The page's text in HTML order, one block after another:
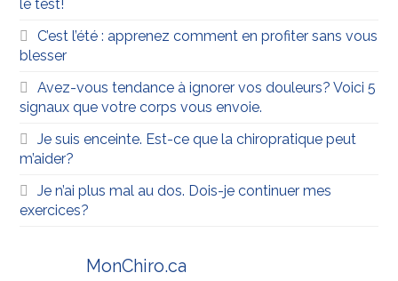
le test!
C’est l’été : apprenez comment en profiter sans vous
blesser
Avez-vous tendance à ignorer vos douleurs? Voici 5
signaux que votre corps vous envoie.
Je suis enceinte. Est-ce que la chiropratique peut
m’aider?
Je n’ai plus mal au dos. Dois-je continuer mes
exercices?
MonChiro.ca